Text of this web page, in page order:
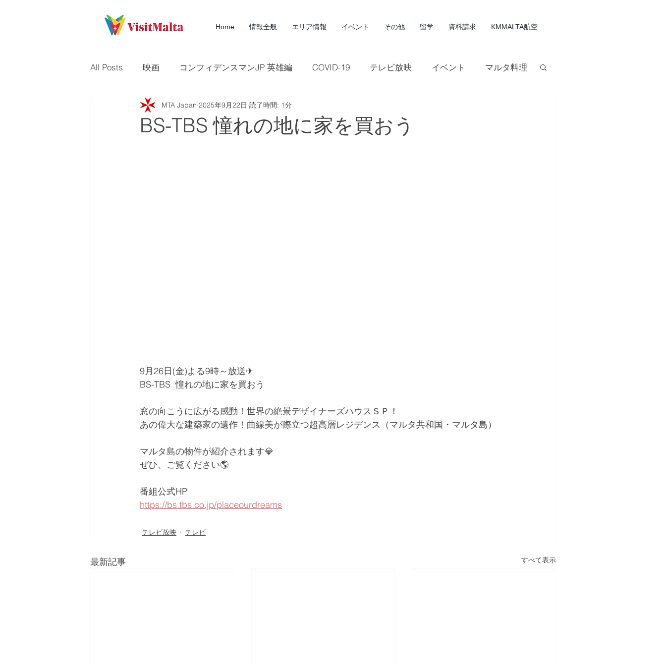
Home 情報全般 エリア情報 イベント その他 留学 資料請求 KMMALTA航空
All Posts 映画 コンフィデンスマンJP 英雄編 COVID-19 テレビ放映 イベント マルタ料理
Times of Malta 観光 広告
BS-TBS 憧れの地に家を買おう
MTA Japan 2025年9月22日 読了時間: 1分
9月26日(金)よる9時～放送✈
BS-TBS  憧れの地に家を買おう
窓の向こうに広がる感動！世界の絶景デザイナーズハウスＳＰ！
あの偉大な建築家の遺作！曲線美が際立つ超高層レジデンス（マルタ共和国・マルタ島）
マルタ島の物件が紹介されます💎
ぜひ、ご覧ください🌎
番組公式HP
https://bs.tbs.co.jp/placeourdreams
テレビ放映 テレビ
最新記事 すべて表示